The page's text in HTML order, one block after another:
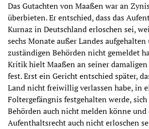
Das Gutachten von Maaßen war an
überbieten. Er entschied, dass das
Kurnaz in Deutschland erloschen sei,
sechs Monate außer Landes
zuständigen Behörden nicht gemeldet
Kritik hielt Maaßen an seiner
fest. Erst ein Gericht entschied später,
Land nicht freiwillig verlassen habe, in
Foltergefängnis festgehalten werde, sich
Behörden auch nicht melden könne und
Aufenthaltsrecht auch nicht erloschen